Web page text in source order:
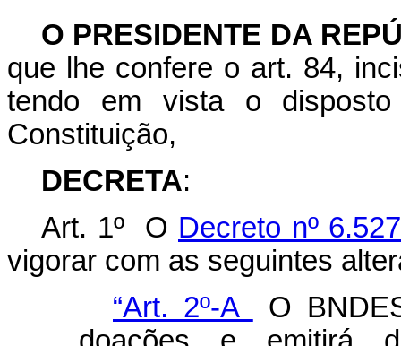
O PRESIDENTE DA
que lhe confere o art. 84,
tendo em vista o
Constituição,
DECRETA:
Art. 1º O Decreto nº
vigorar com as seguintes
“Art. 2º-A
O